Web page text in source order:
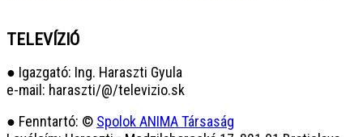
TELEVÍZIÓ
● Igazgató: Ing. Haraszti Gyula
e-mail: haraszti/@/televizio.sk
● Fenntartó: © Spolok ANIMA Társaság